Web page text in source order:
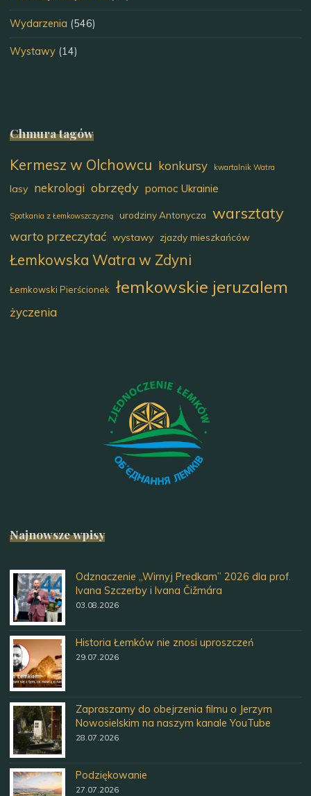
Wydarzenia (546)
Wystawy (14)
Chmura tagów
Kermesz w Olchowcu konkursy kwartalnik Watra
lasy nekrologi obrzędy pomoc Ukrainie
Spotkania z Łemkowszczyzną urodziny Antonycza warsztaty
warto przeczytać wystawy zjazdy mieszkańców
Łemkowska Watra w Zdyni
Łemkowski Pierścionek łemkowskie jeruzalem
życzenia
Najnowsze wpisy
Odznaczenie „Wirnyj Predkam” 2026 dla prof.
Ivana Szczerby i Ivana Čižmára
03.08.2026
Historia Łemków nie znosi uproszczeń
29.07.2026
Zapraszamy do obejrzenia filmu o Jerzym
Nowosielskim na naszym kanale YouTube
28.07.2026
Podziękowanie
27.07.2026